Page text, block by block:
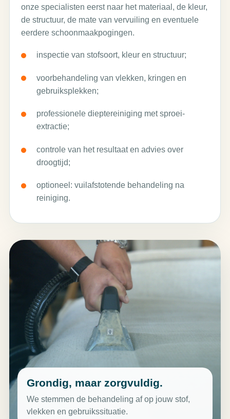
onze specialisten eerst naar het materiaal, de kleur,
de structuur, de mate van vervuiling en eventuele
eerdere schoonmaakpogingen.
inspectie van stofsoort, kleur en structuur;
voorbehandeling van vlekken, kringen en
gebruiksplekken;
professionele dieptereiniging met sproei-
extractie;
controle van het resultaat en advies over
droogtijd;
optioneel: vuilafstotende behandeling na
reiniging.
Grondig, maar zorgvuldig.
We stemmen de behandeling af op jouw stof,
vlekken en gebruikssituatie.